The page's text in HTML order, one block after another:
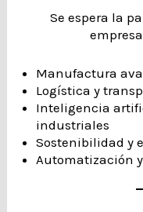
Se espera la
Manufactura
Logística y
Inteligencia
industriales
Sostenibilidad y
Automatización